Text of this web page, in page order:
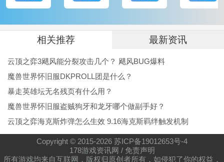
相关推荐 最新资讯
云顶之弈3飓风能分裂攻击几个？ 飓风BUG爆料
魔兽世界怀旧服DKPROLL团是什么？
暴走英雄坛无名残页有什么用？
魔兽世界怀旧服盗贼狗牙和龙牙哪个做副手好？
云顶之弈海克斯炸弹怎么生效 9.16海克斯羁绊触发机制
Copyright © 2015-2026 苏ICP备19012653号-4
178游戏资讯网 / 免责声明
所有游戏均来自互联网，版权归原创者所有，如侵犯了你的权益，